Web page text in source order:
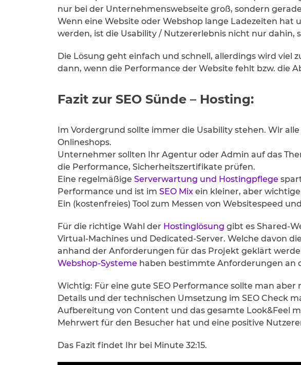
nur bei der Unternehmenswebseite groß, sondern
Wenn eine Website oder Webshop lange Ladezeiten
werden, ist die Usability / Nutzererlebnis nicht nur dahin,
Die Lösung geht einfach und schnell, allerdings wird viel
dann, wenn die Performance der Website fehlt bzw. die
Fazit zur SEO Sünde – Hosting:
Im Vordergrund sollte immer die Usability stehen. Wir
Onlineshops.
Unternehmer sollten Ihr Agentur oder Admin auf das
die Performance, Sicherheitszertifikate prüfen.
Eine regelmäßige Serverwartung und Hostingpflege
Performance und ist im SEO Mix ein kleiner, aber
Ein (kostenfreies) Tool zum Messen von Websitespeed
Für die richtige Wahl der Hostinglösung gibt es Shared-
Virtual-Machines und Dedicated-Server. Welche davon
anhand der Anforderungen für das Projekt geklärt
Webshop-Systeme haben bestimmte Anforderungen an
Wichtig: Für eine gute SEO Performance sollte man
Details und der technischen Umsetzung im SEO Check
Aufbereitung von Content und das gesamte Look&Feel
Mehrwert für den Besucher hat und eine positive
Das Fazit findet Ihr bei Minute 32:15.